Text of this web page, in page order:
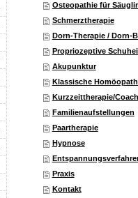
Osteopathie für
Schmerztherapie
Dorn-Therapie / Dorn-
Propriozeptive
Akupunktur
Klassische
Kurzzeittherapie/
Familienaufstellungen
Paartherapie
Hypnose
Praxis
Kontakt